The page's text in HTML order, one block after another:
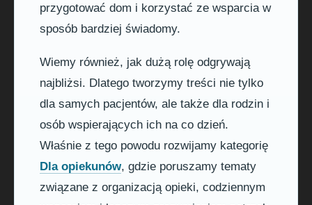
przygotować dom i korzystać ze wsparcia w
sposób bardziej świadomy.
Wiemy również, jak dużą rolę odgrywają
najbliżsi. Dlatego tworzymy treści nie tylko
dla samych pacjentów, ale także dla rodzin i
osób wspierających ich na co dzień.
Właśnie z tego powodu rozwijamy kategorię
Dla opiekunów, gdzie poruszamy tematy
związane z organizacją opieki, codziennym